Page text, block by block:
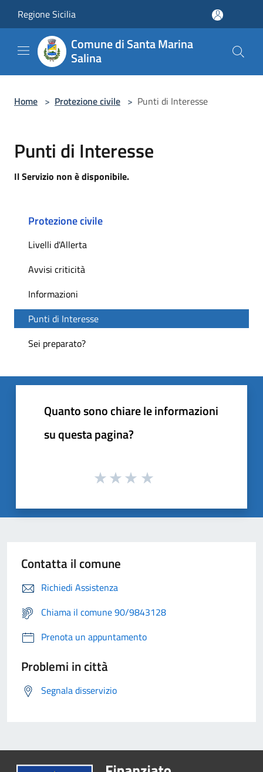
Regione Sicilia
Comune di Santa Marina
Salina
Home > Protezione civile > Punti di Interesse
Punti di Interesse
Il Servizio non è disponibile.
Protezione civile
Livelli d'Allerta
Avvisi criticità
Informazioni
Punti di Interesse
Sei preparato?
Quanto sono chiare le informazioni
su questa pagina?
Contatta il comune
Richiedi Assistenza
Chiama il comune 90/9843128
Prenota un appuntamento
Problemi in città
Segnala disservizio